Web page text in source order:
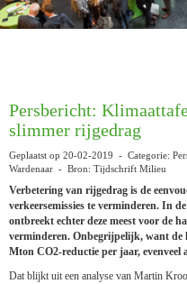
Persbericht:
slimmer rijgedrag
Geplaatst op 20-02-2019 - Categorie:
Wardenaar - Bron: Tijdschrift Milieu
Verbetering van rijgedrag is de
verkeersemissies te verminderen. In
ontbreekt echter deze meest voor de
verminderen. Onbegrijpelijk, want
Mton CO2-reductie per jaar, evenveel
Dat blijkt uit een analyse van Martin